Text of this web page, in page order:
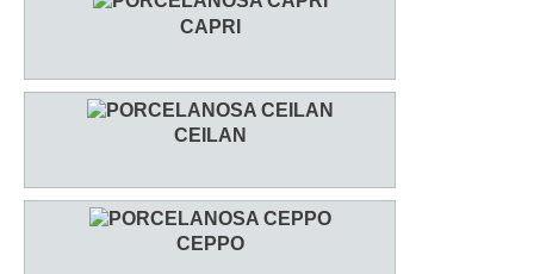
CAPRI
CEILAN
CEPPO